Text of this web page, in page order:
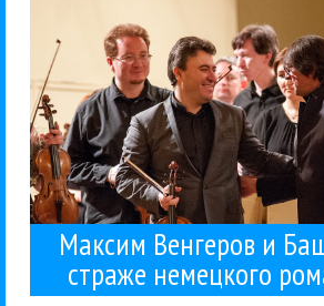
Максим Венгеров и
страже немецкого